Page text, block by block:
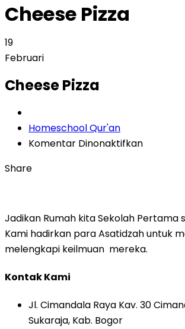
Cheese Pizza
19
Februari
Cheese Pizza
Author
Homeschool Qur'an
Komentar Dinonaktifkanpada
Share
Jadikan Rumah kita Sekolah Pertama
Kami hadirkan para Asatidzah untuk
melengkapi keilmuan mereka.
Kontak Kami
Jl. Cimandala Raya Kav. 30
Sukaraja, Kab. Bogor